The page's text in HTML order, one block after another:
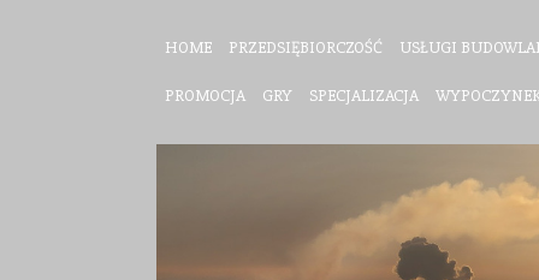
HOME PRZEDSIĘBIORCZOŚĆ USŁUGI
PROMOCJA GRY SPECJALIZACJA